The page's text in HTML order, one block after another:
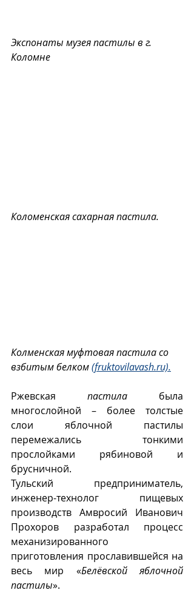
Экспонаты музея пастилы в г.
Коломне
Коломенская сахарная пастила.
Колменская муфтовая пастила со
взбитым белком (fruktovilavash.ru).
Ржевская пастила была
многослойной – более толстые
слои яблочной пастилы
перемежались тонкими
прослойками рябиновой и
брусничной.
Тульский предприниматель,
инженер-технолог пищевых
производств Амвросий Иванович
Прохоров разработал процесс
механизированного
приготовления прославившейся на
весь мир «Белëвской яблочной
пастилы».